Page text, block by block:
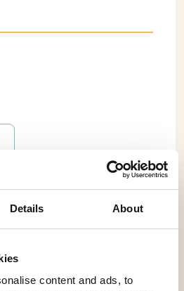
Details About
content and ads, to
de voorbereidingen voor